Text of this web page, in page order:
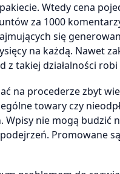
Wtedy cena
za 1000
się
na każdą. Nawet
z takiej działalności
na procederze zbyt
towary czy
Wpisy nie mogą
Promowane